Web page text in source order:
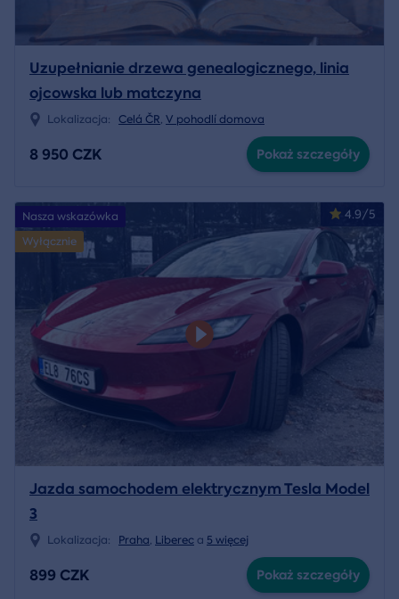
Uzupełnianie drzewa genealogicznego, linia
ojcowska lub matczyna
Lokalizacja: Celá ČR, V pohodlí domova
8 950 CZK Pokaż szczegóły
4.9/5
Nasza wskazówka
Wyłącznie
Jazda samochodem elektrycznym Tesla Model
3
Lokalizacja: Praha, Liberec a 5 więcej
899 CZK Pokaż szczegóły